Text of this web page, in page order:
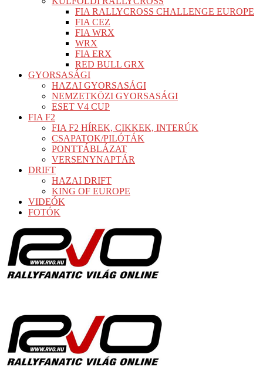
FIA RALLYCROSS CHALLENGE EUROPE
FIA CEZ
FIA WRX
WRX
FIA ERX
RED BULL GRX
GYORSASÁGI
HAZAI GYORSASÁGI
NEMZETKÖZI GYORSASÁGI
ESET V4 CUP
FIA F2
FIA F2 HÍREK, CIKKEK, INTERÚK
CSAPATOK/PILÓTÁK
PONTTÁBLÁZAT
VERSENYNAPTÁR
DRIFT
HAZAI DRIFT
KING OF EUROPE
VIDEÓK
FOTÓK